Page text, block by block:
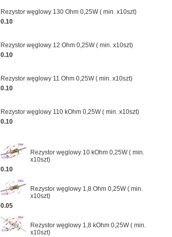
Rezystor węglowy 130 Ohm 0,25W ( min. x10szt)
0.10
Rezystor węglowy 12 Ohm 0,25W ( min. x10szt)
0.10
Rezystor węglowy 11 Ohm 0,25W ( min. x10szt)
0.10
Rezystor węglowy 110 kOhm 0,25W ( min. x10szt)
0.10
Rezystor węglowy 10 kOhm 0,25W ( min.
x10szt)
0.10
Rezystor węglowy 1,8 Ohm 0,25W ( min.
x10szt)
0.05
Rezystor węglowy 1,8 kOhm 0,25W ( min.
x10szt)